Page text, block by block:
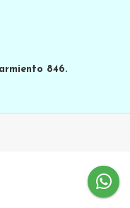
846.